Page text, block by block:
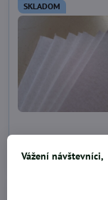
SKLADOM
0,41 €
Vážení návštevníci,